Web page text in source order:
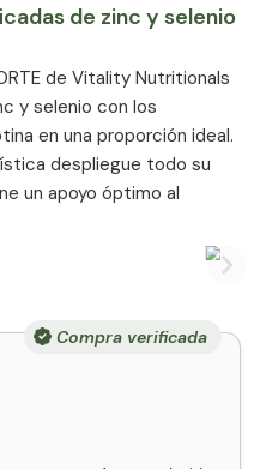
de zinc y selenio
de Vitality Nutritionals
y selenio con los
en una proporción ideal.
despliegue todo su
un apoyo óptimo al
Compra verificada